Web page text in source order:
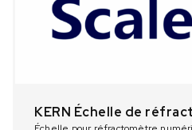
KERN Échelle de